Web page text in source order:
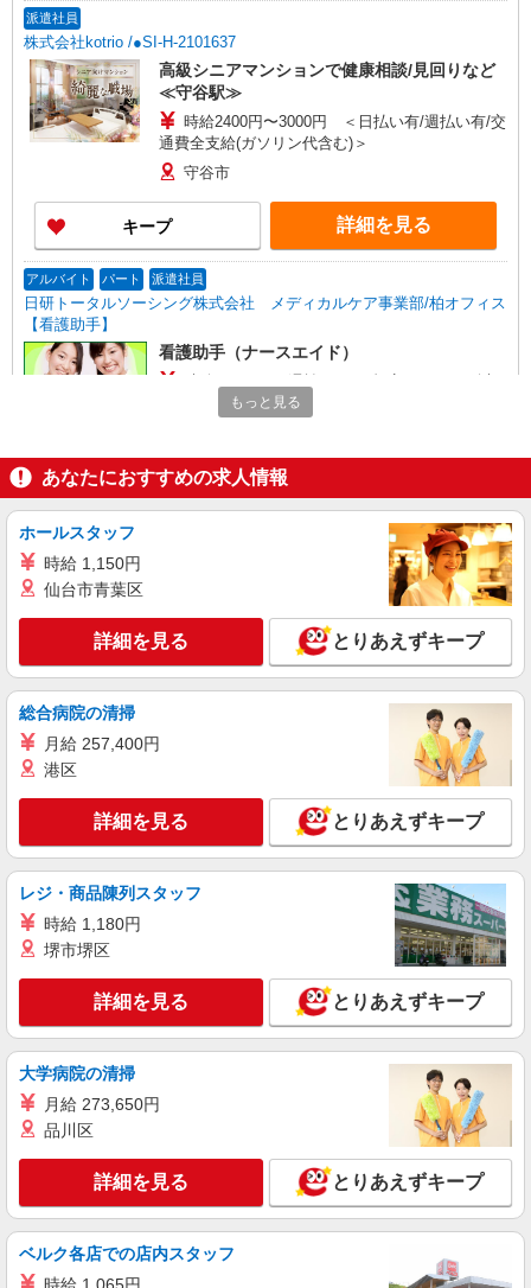
派遣社員
株式会社kotrio /●SI-H-2101637
高級シニアマンションで健康相談/見回りなど
≪守谷駅≫
時給2400円〜3000円 ＜日払い有/週払い有/交
通費全支給(ガソリン代含む)＞
守谷市
キープ 詳細を見る
アルバイト パート 派遣社員
日研トータルソーシング株式会社 メディカルケア事業部/柏オフィス
【看護助手】
看護助手（ナースエイド）
幅は経験・能力による
キープ
アルバイト パート
日研トータルソーシング株式会社 メディカルケア事業部/柏オフィス
【看護助手】
時給1,280円 ★週払いOK（規定あり） ※給与
幅は経験・能力による
茨城県守谷市 【最寄駅】守谷駅
キープ 詳細を見る
派遣社員
日研トータルソーシング株式会社 メディカルケア事業部/柏オフィス
【看護助手】
看護助手（病院）
時給1,280円〜
詳細を見る
派遣社員
株式会社kotrio /●SI-H-2074930
新守谷駅のサ高住＊シフト融通が利くため子育
て世代から大人気♪
時給2400円〜3000円 ＜日払い有/週払い有/交
通費全支給(ガソリン代含む)＞
守谷市
キープ
もっと見る
あなたにおすすめの求人情報
ホールスタッフ
時給 1,150円
仙台市青葉区
詳細を見る とりあえずキープ
総合病院の清掃
月給 257,400円
港区
詳細を見る とりあえずキープ
レジ・商品陳列スタッフ
時給 1,180円
堺市堺区
詳細を見る とりあえずキープ
大学病院の清掃
月給 273,650円
品川区
詳細を見る とりあえずキープ
ベルク各店での店内スタッフ